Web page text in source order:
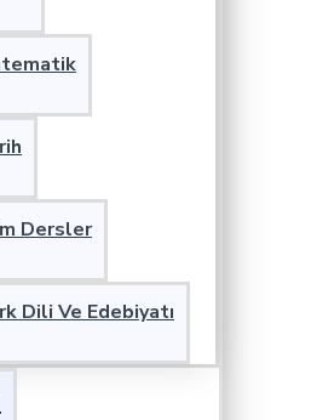
Dersler
Dili Ve Edebiyatı